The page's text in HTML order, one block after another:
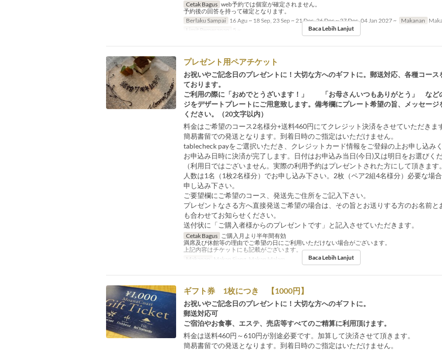
Cetak Bagus web予約では個室が確定されません。
予約後の回答を持って確定となります。
Berlaku Sampai 16 Agu ~ 18 Sep, 23 Sep ~ 21 Dec, 26 Dec ~ 27 Dec, 04 Jan 2027 ~ Makanan
Limit Pemesanan
5 ~ Baca Lebih Lanjut
プレゼント用ペアチケット
お祝いやご記念日のプレゼントに！大切な方へのギフトに。郵送対応、各種コース
ております。
ご利用の際に「おめでとうざいます！」 「お母さんいつもありがとう」 など
ジをデザートプレートにご用意致します。備考欄にプレート希望の旨、メッセージ
ください。（20文字以内）
料金はご希望のコース2名様分+送料460円にてクレジット決済をさせていただきま
簡易書留での発送となります。到着日時のご指定はいただけません。
tablecheck payをご選択いただき、クレジットカード情報をご登録の上お申し込みく
お申込み日時に決済が完了します。日付はお申込み当日(今日)又は明日をお選びくだ
（利用日ではございません。実際の利用予約はプレゼントされた方にして頂きます
人数は1名（1枚2名様分）でお申し込み下さい。2枚（ペア2組4名様分）必要な場
申し込み下さい。
ご要望欄にご希望のコース、発送先ご住所をご記入下さい。
プレゼントなさる方へ直接発送ご希望の場合は、その旨とお送りする方のお名前と
も合わせてお知らせください。
送付状に「ご購入者様からのプレゼントです」と記入させていただきます。
Cetak Bagus ご購入月より半年間有効
満席及び休館等の理由でご希望の日にご利用いただけない場合がございます。
上記内容はチケットにも記載がございます。
Makanan
Makan Siang, Makan Malam Baca Lebih Lanjut
ギフト券 1枚につき 【1000円】
お祝いやご記念日のプレゼントに！大切な方へのギフトに。
郵送対応可
ご宿泊やお食事、エステ、売店等すべてのご精算に利用頂けます。
料金は送料460円～610円が別途必要です。加算して決済させて頂きます。
簡易書留での発送となります。到着日時のご指定はいただけません。